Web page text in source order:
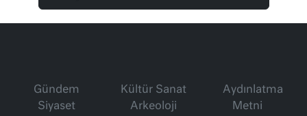
Gündem
Siyaset
Kültür Sanat
Arkeoloji
Aydınlatma
Metni